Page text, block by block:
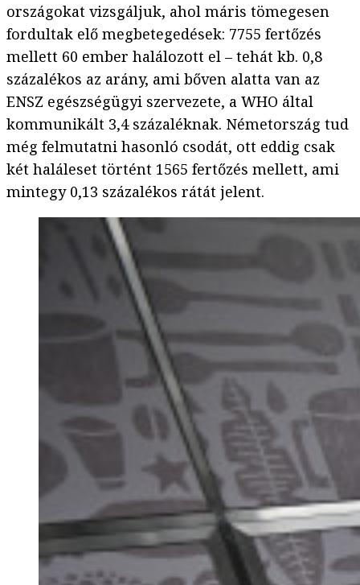
országokat vizsgáljuk, ahol máris tömegesen
fordultak elő megbetegedések: 7755 fertőzés
mellett 60 ember halálozott el – tehát kb. 0,8
százalékos az arány, ami bőven alatta van az
ENSZ egészségügyi szervezete, a WHO által
kommunikált 3,4 százaléknak. Németország tud
még felmutatni hasonló csodát, ott eddig csak
két haláleset történt 1565 fertőzés mellett, ami
mintegy 0,13 százalékos rátát jelent.